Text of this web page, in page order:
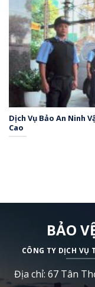
Dịch Vụ Bảo An Ninh
Cao
BẢO
CÔNG TY DỊCH VỤ
Địa chỉ: 67 Tân